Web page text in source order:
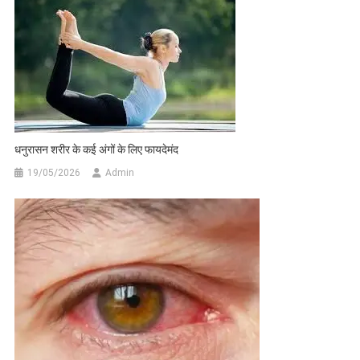
धनुरासन शरीर के कई अंगों के लिए फायदेमंद
19/05/2026 Admin